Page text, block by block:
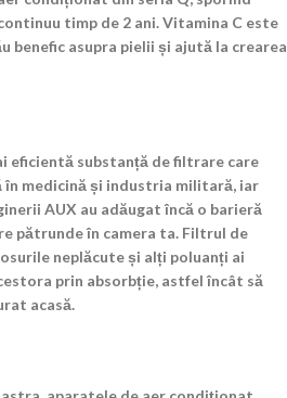
timp de 2 ani. Vitamina C este
benefic asupra pielii și ajută la crearea
eficientă substanță de filtrare care
medicină și industria militară, iar
AUX au adăugat încă o barieră
pătrunde în camera ta. Filtrul de
neplăcute și alți poluanți ai
prin absorbție, astfel încât să
acasă.